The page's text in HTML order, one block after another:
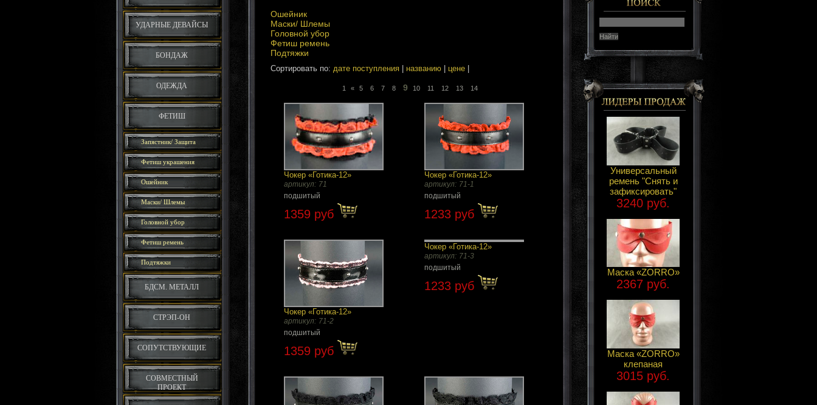
УДАРНЫЕ ДЕВАЙСЫ
БОНДАЖ
ОДЕЖДА
ФЕТИШ
Запястник/ Защита
Фетиш украшения
Ошейник
Маски/ Шлемы
Головной убор
Фетиш ремень
Подтяжки
БДСМ. МЕТАЛЛ
СТРЭП-ОН
СОПУТСТВУЮЩИЕ
СОВМЕСТНЫЙ
ПРОЕКТ
Ошейник
Маски/ Шлемы
Головной убор
Фетиш ремень
Подтяжки
Сортировать по: дате поступления| названию| цене|
1 « 5 6 7 8 9 10 11 12 13 14
Чокер «Готика-12»
артикул: 71
подшитый
1359 руб
Чокер «Готика-12»
артикул: 71-1
подшитый
1233 руб
Чокер «Готика-12»
артикул: 71-2
подшитый
1359 руб
Чокер «Готика-12»
артикул: 71-3
подшитый
1233 руб
Универсальный
ремень "Снять и
зафиксировать"
3240 руб.
Маска «ZORRO»
2367 руб.
Маска «ZORRO»
клепаная
3015 руб.